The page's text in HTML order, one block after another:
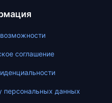
соглашение
персональных данных